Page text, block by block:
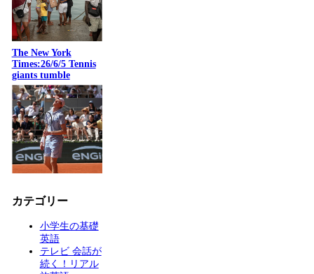
The New York
Times:26/6/5 Tennis
giants tumble
カテゴリー
小学生の基礎
英語
テレビ 会話が
続く！リアル